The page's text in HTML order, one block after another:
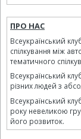
ПРО НАС
Всеукраїнський
спілкування між
тематичного
Всеукраїнський
різних людей з
Всеукраїнський
року невеликою
його розвиток.